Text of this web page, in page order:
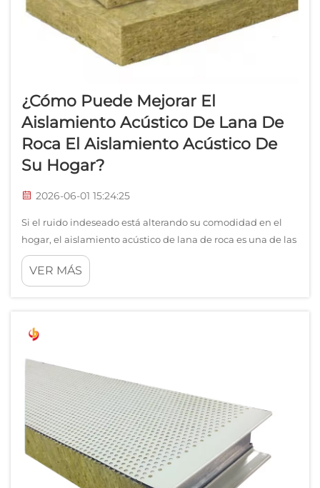
¿Cómo Puede Mejorar El
Aislamiento Acústico De Lana De
Roca El Aislamiento Acústico De
Su Hogar?
2026-06-01 15:24:25
Si el ruido indeseado está alterando su comodidad en el
hogar, el aislamiento acústico de lana de roca es una de las
soluciones más eficaces y ampliamente confiables
disponibles actualmente. A diferencia de los materiales de
para...
VER MÁS